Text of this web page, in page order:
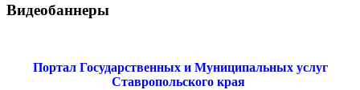
Видеобаннеры
Портал Государственных и Муниципальных услуг
Ставропольского края